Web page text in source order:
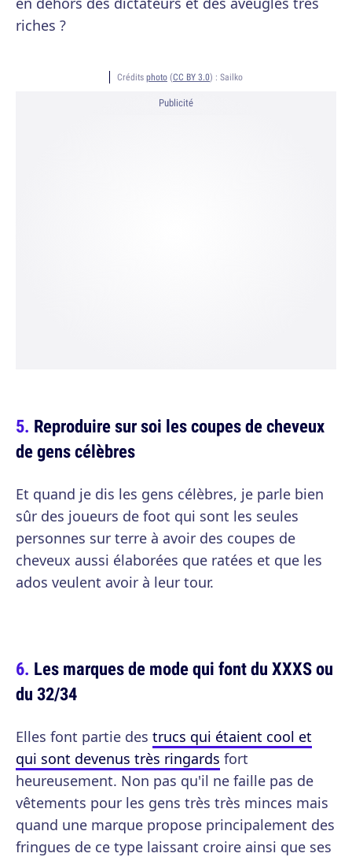
riches ?
Crédits photo (CC BY 3.0) : Sailko
Publicité
Reproduire sur soi les coupes de cheveux
de gens célèbres
Et quand je dis les gens célèbres, je parle bien
sûr des joueurs de foot qui sont les seules
personnes sur terre à avoir des coupes de
cheveux aussi élaborées que ratées et que les
ados veulent avoir à leur tour.
Les marques de mode qui font du XXXS ou
du 32/34
Elles font partie des trucs qui étaient cool et
qui sont devenus très ringards fort
heureusement. Non pas qu'il ne faille pas de
vêtements pour les gens très très minces mais
quand une marque propose principalement des
fringues de ce type laissant croire ainsi que ses